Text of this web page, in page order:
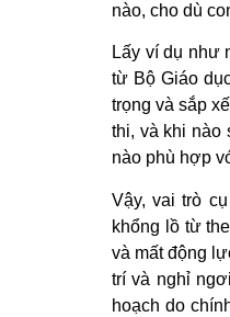
nào, cho dù
Lấy ví dụ như
từ Bộ Giáo
trọng và sắp
thi, và khi nào
nào phù hợp
Vậy, vai trò
khổng lồ từ
và mất động
trí và nghỉ
hoạch do